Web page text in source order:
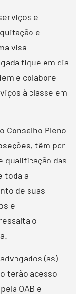
e
e
visa
fique em dia
e colabore
à classe em
Conselho Pleno
têm por
qualificação das
toda a
de suas
e
o
(as)
terão acesso
OAB e